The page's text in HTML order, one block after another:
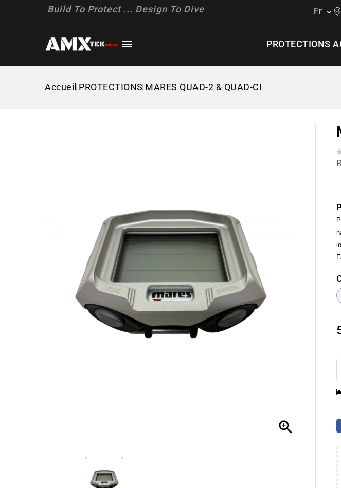
Build To Protect ... Design To Dive Fr 
 PROTECTIONS
Accueil PROTECTIONS MARES QUAD-2 & QUAD-CI
